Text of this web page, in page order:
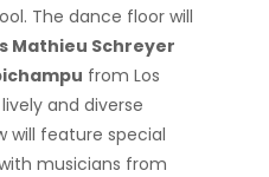
The dance floor will
Mathieu Schreyer
from Los
and diverse
will feature special
musicians from